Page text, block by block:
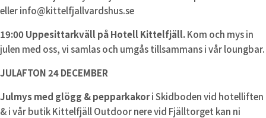
eller info@kittelfjallvardshus.se
19:00 Uppesittarkväll på Hotell Kittelfjäll.Kom och mys in
julen med oss, vi samlas och umgås tillsammans i vår loungbar.
JULAFTON 24 DECEMBER
Julmys med glögg & pepparkakori Skidboden vid hotelliften
& i vår butik Kittelfjäll Outdoor nere vid Fjälltorget kan ni